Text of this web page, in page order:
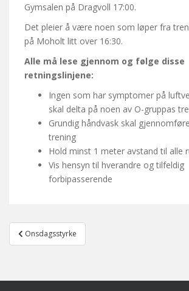
Gymsalen på Dragvoll 17:00.
Det pleier å være noen som løper fra
på Moholt litt over 16:30.
Alle må lese gjennom og følge disse
retningslinjene:
Ingen som har symptomer på
skal delta på noen av O-gruppas
Grundig håndvask skal
trening
Hold minst 1 meter avstand til alle
Vis hensyn til hverandre og tilfeldig
forbipasserende
Post
navigation
Onsdagsstyrke